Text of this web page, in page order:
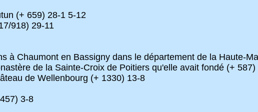
(+ 659) 28-1 5-12
918) 29-11
à Chaumont en Bassigny dans le département de la Haute-
de la Sainte-Croix de Poitiers qu'elle avait fondé (+ 587)
de Wellenbourg (+ 1330) 13-8
3-8